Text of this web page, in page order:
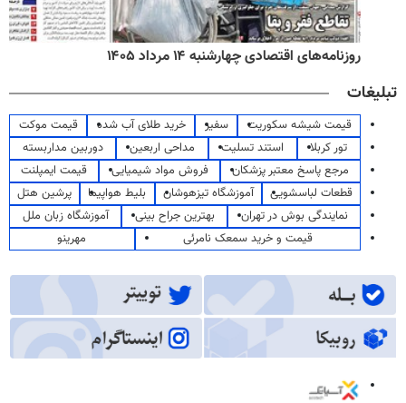
روزنامه‌های اقتصادی چهارشنبه ۱۴ مرداد ۱۴۰۵
تبلیغات
قیمت شیشه سکوریت سفیر خرید طلای آب شده
قیمت موکت
تور کربلا
استند تسلیت مداحی اربعین
دوربین مداربسته
مرجع پاسخ معتبر پزشکان
فروش مواد شیمیایی
قیمت ایمپلنت
قطعات لباسشویی
آموزشگاه تیزهوشان بلیط هواپیما
پرشین هتل
نمایندگی بوش در تهران
بهترین جراح بینی
آموزشگاه زبان ملل
قیمت و خرید سمعک نامرئی
مهرینو